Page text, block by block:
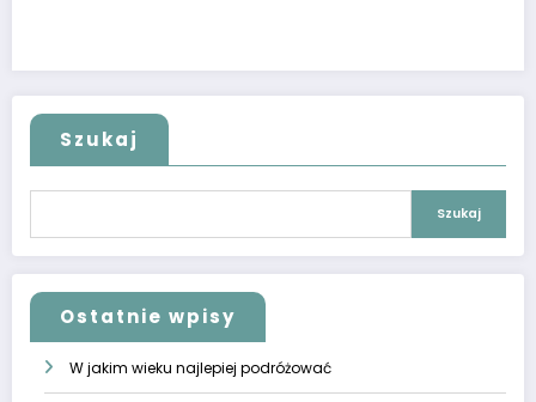
Szukaj
Szukaj
Ostatnie wpisy
W jakim wieku najlepiej podróżować